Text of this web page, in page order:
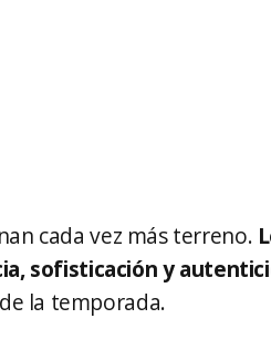
cada vez más terreno.
sofisticación y
la temporada.